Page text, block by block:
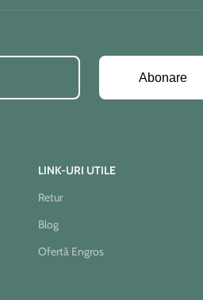
Abonare
LINK-URI UTILE
Retur
Blog
Ofertă Engros